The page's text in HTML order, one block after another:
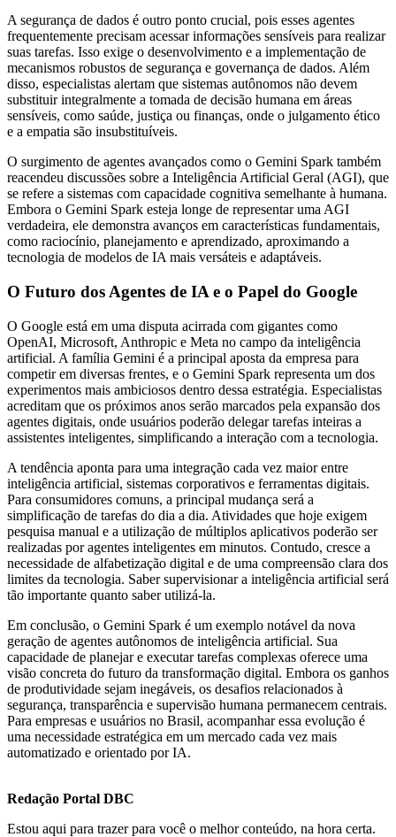
A segurança de dados é outro ponto crucial, pois esses agentes
frequentemente precisam acessar informações sensíveis para realizar
suas tarefas. Isso exige o desenvolvimento e a implementação de
mecanismos robustos de segurança e governança de dados. Além
disso, especialistas alertam que sistemas autônomos não devem
substituir integralmente a tomada de decisão humana em áreas
sensíveis, como saúde, justiça ou finanças, onde o julgamento ético
e a empatia são insubstituíveis.
O surgimento de agentes avançados como o Gemini Spark também
reacendeu discussões sobre a Inteligência Artificial Geral (AGI), que
se refere a sistemas com capacidade cognitiva semelhante à humana.
Embora o Gemini Spark esteja longe de representar uma AGI
verdadeira, ele demonstra avanços em características fundamentais,
como raciocínio, planejamento e aprendizado, aproximando a
tecnologia de modelos de IA mais versáteis e adaptáveis.
O Futuro dos Agentes de IA e o Papel do Google
O Google está em uma disputa acirrada com gigantes como
OpenAI, Microsoft, Anthropic e Meta no campo da inteligência
artificial. A família Gemini é a principal aposta da empresa para
competir em diversas frentes, e o Gemini Spark representa um dos
experimentos mais ambiciosos dentro dessa estratégia. Especialistas
acreditam que os próximos anos serão marcados pela expansão dos
agentes digitais, onde usuários poderão delegar tarefas inteiras a
assistentes inteligentes, simplificando a interação com a tecnologia.
A tendência aponta para uma integração cada vez maior entre
inteligência artificial, sistemas corporativos e ferramentas digitais.
Para consumidores comuns, a principal mudança será a
simplificação de tarefas do dia a dia. Atividades que hoje exigem
pesquisa manual e a utilização de múltiplos aplicativos poderão ser
realizadas por agentes inteligentes em minutos. Contudo, cresce a
necessidade de alfabetização digital e de uma compreensão clara dos
limites da tecnologia. Saber supervisionar a inteligência artificial será
tão importante quanto saber utilizá-la.
Em conclusão, o Gemini Spark é um exemplo notável da nova
geração de agentes autônomos de inteligência artificial. Sua
capacidade de planejar e executar tarefas complexas oferece uma
visão concreta do futuro da transformação digital. Embora os ganhos
de produtividade sejam inegáveis, os desafios relacionados à
segurança, transparência e supervisão humana permanecem centrais.
Para empresas e usuários no Brasil, acompanhar essa evolução é
uma necessidade estratégica em um mercado cada vez mais
automatizado e orientado por IA.
Redação Portal DBC
Estou aqui para trazer para você o melhor conteúdo, na hora certa.